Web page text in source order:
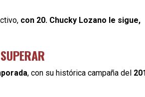
con 20. Chucky Lozano le sigue,
, con su histórica campaña del